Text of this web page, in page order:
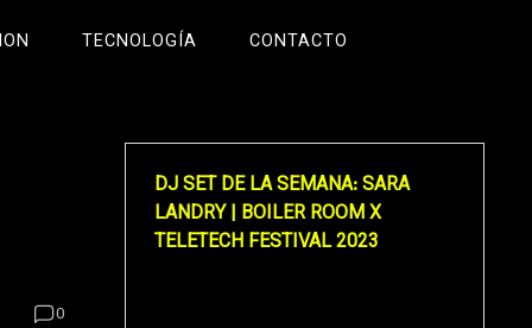
TECNOLOGÍA CONTACTO
0
DJ SET DE LA SEMANA: SARA
LANDRY | BOILER ROOM X
TELETECH FESTIVAL 2023